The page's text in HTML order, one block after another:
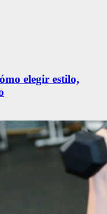
elegir estilo,